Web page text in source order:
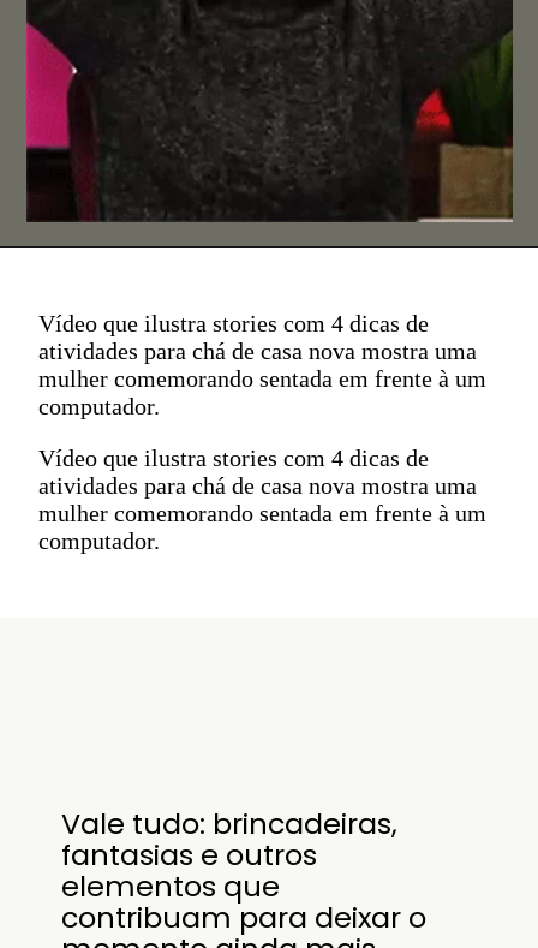
Vídeo que ilustra stories com 4 dicas de
atividades para chá de casa nova mostra uma
mulher comemorando sentada em frente à um
computador.
Vídeo que ilustra stories com 4 dicas de
atividades para chá de casa nova mostra uma
mulher comemorando sentada em frente à um
computador.
Vale tudo: brincadeiras,
fantasias e outros
elementos que
contribuam para deixar o